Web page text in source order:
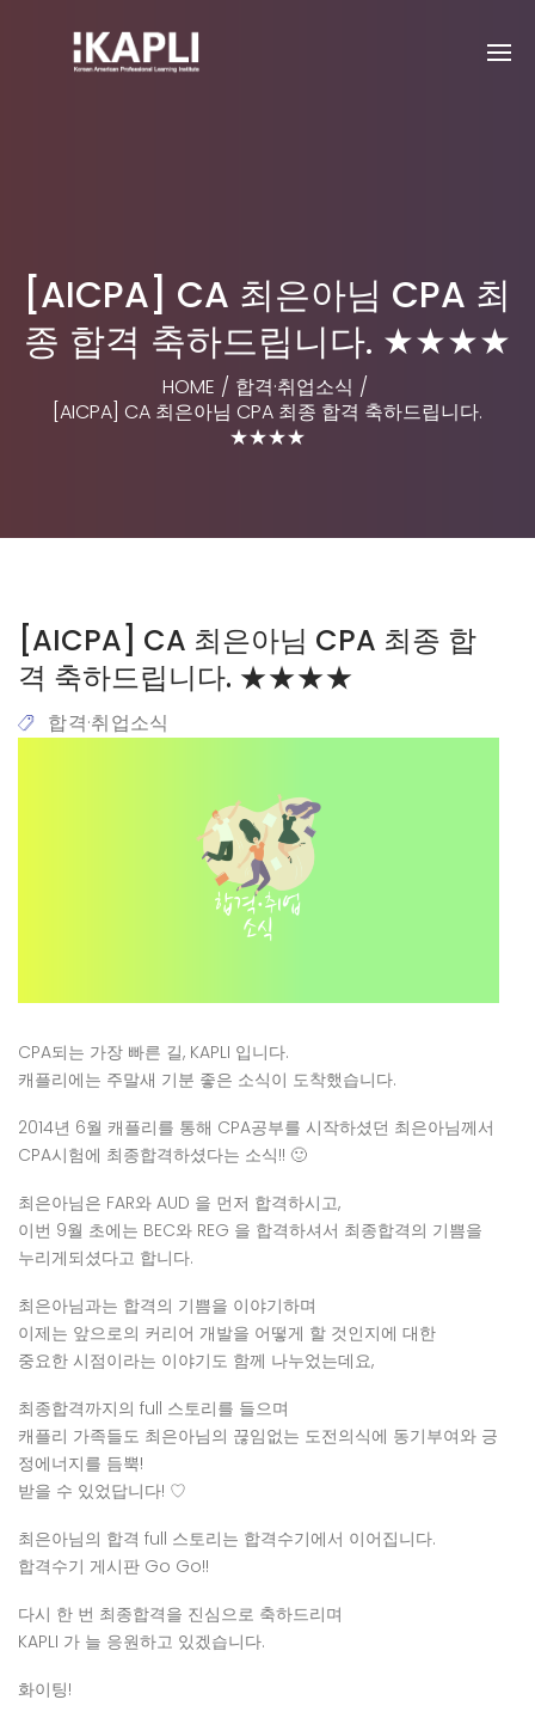
[AICPA] CA 최은아님 CPA 최
종 합격 축하드립니다. ★★★★
HOME / 합격·취업소식 /
[AICPA] CA 최은아님 CPA 최종 합격 축하드립니다.
★★★★
[AICPA] CA 최은아님 CPA 최종 합
격 축하드립니다. ★★★★
합격·취업소식
CPA되는 가장 빠른 길, KAPLI 입니다.
캐플리에는 주말새 기분 좋은 소식이 도착했습니다.
2014년 6월 캐플리를 통해 CPA공부를 시작하셨던 최은아님께서
CPA시험에 최종합격하셨다는 소식!! 🙂
최은아님은 FAR와 AUD 을 먼저 합격하시고,
이번 9월 초에는 BEC와 REG 을 합격하셔서 최종합격의 기쁨을
누리게되셨다고 합니다.
최은아님과는 합격의 기쁨을 이야기하며
이제는 앞으로의 커리어 개발을 어떻게 할 것인지에 대한
중요한 시점이라는 이야기도 함께 나누었는데요,
최종합격까지의 full 스토리를 들으며
캐플리 가족들도 최은아님의 끊임없는 도전의식에 동기부여와 긍
정에너지를 듬뿍!
받을 수 있었답니다! ♡
최은아님의 합격 full 스토리는 합격수기에서 이어집니다.
합격수기 게시판 Go Go!!
다시 한 번 최종합격을 진심으로 축하드리며
KAPLI 가 늘 응원하고 있겠습니다.
화이팅!